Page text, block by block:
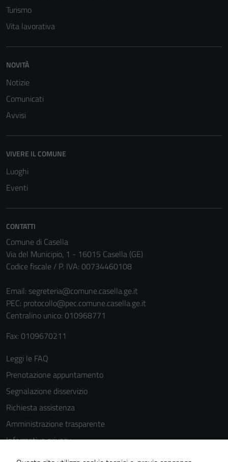
Turismo
Vita lavorativa
NOVITÀ
Notizie
Comunicati
Avvisi
VIVERE IL COMUNE
Luoghi
Eventi
CONTATTI
Comune di Casella
Via del Municipio, 1 - 16015 Casella (GE)
Codice fiscale / P. IVA: 00734460108
Email: segreteria@comune.casella.ge.it
PEC: protocollo@pec.comune.casella.ge.it
Centralino unico: 010968771
Fax: 0109670211
Leggi le FAQ
Prenotazione appuntamento
Segnalazione disservizio
Richiesta assistenza
Amministrazione trasparente
Informativa privacy
Cookie Policy
Tecnici
per il
funzionamento
del sito e non
essere
disabilitati.
servizi esterni